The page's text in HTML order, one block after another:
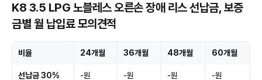
K8 3.5 LPG 노블레스 오른손 장애 리스 선납금, 보증
금별 월 납입료 모의견적
비율 24개월 36개월 48개월 60개월
선납금 30% -원 -원 -원 -원